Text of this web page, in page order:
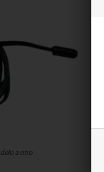
a otro